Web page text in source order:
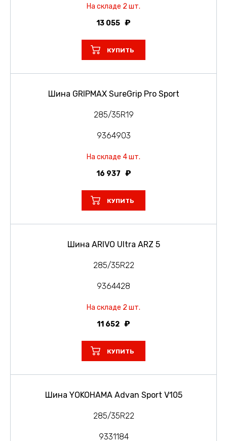
На складе 2 шт.
13 055
КУПИТЬ
Шина GRIPMAX SureGrip Pro Sport
285/35R19
9364903
На складе 4 шт.
16 937
КУПИТЬ
Шина ARIVO Ultra ARZ 5
285/35R22
9364428
На складе 2 шт.
11 652
КУПИТЬ
Шина YOKOHAMA Advan Sport V105
285/35R22
9331184